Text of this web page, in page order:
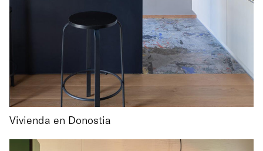
Vivienda en Donostia